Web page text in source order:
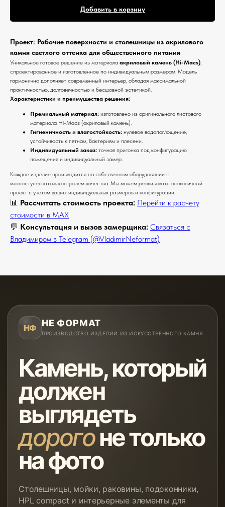
Добавить в корзину
Проект: Рабочие поверхности и столешницы из акрилового
камня светлого оттенка для общественного питания
Уникальное готовое решение из материала акриловый камень (Hi-Macs),
спроектированное и изготовленное по индивидуальным размерам. Модель
гармонично дополняет современный интерьер, обладая максимальной
практичностью, долговечностью и бесшовной эстетикой.
Характеристики и преимущества решения:
Премиальный материал: изготовлено из оригинального листового
материала Hi-Macs (акриловый камень).
Гигиеничность и влагостойкость: нулевое водопоглощение,
устойчивость к пятнам, бактериям и плесени.
Индивидуальный заказ: точная пригонка под конфигурацию
помещения и индивидуальный замер.
Каждое изделие производится на собственном оборудовании с
многоступенчатым контролем качества. Мы можем реализовать аналогичный
проект с учетом ваших индивидуальных размеров и конфигурации.
📊 Рассчитать стоимость проекта: Перейти к расчету
стоимости в MAX
💬 Консультация и вызов замерщика: Связаться с
Владимиром в Telegram (@VladimirNeformat)
НФ НЕ ФОРМАТ
ПРОИЗВОДСТВО ИЗДЕЛИЙ ИЗ ИСКУССТВЕННОГО КАМНЯ
Камень, который
должен
выглядеть
дорогоне только
на фото
Столешницы, мойки, раковины, подоконники,
HPL compact и интерьерные элементы для